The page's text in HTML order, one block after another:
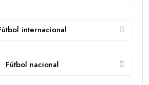
internacional
Fútbol nacional